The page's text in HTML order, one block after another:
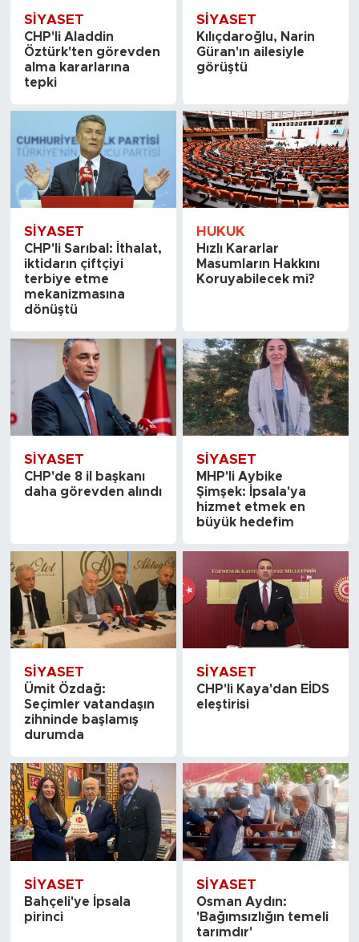
SİYASET
CHP'li Aladdin
Öztürk'ten görevden
alma kararlarına
tepki
SİYASET
Kılıçdaroğlu, Narin
Güran'ın ailesiyle
görüştü
SİYASET
CHP'li Sarıbal: İthalat,
iktidarın çiftçiyi
terbiye etme
mekanizmasına
dönüştü
HUKUK
Hızlı Kararlar
Masumların Hakkını
Koruyabilecek mi?
SİYASET
CHP'de 8 il başkanı
daha görevden alındı
SİYASET
MHP'li Aybike
Şimşek: İpsala'ya
hizmet etmek en
büyük hedefim
SİYASET
Ümit Özdağ:
Seçimler vatandaşın
zihninde başlamış
durumda
SİYASET
CHP'li Kaya'dan EİDS
eleştirisi
SİYASET
Bahçeli'ye İpsala
pirinci
SİYASET
Osman Aydın:
'Bağımsızlığın temeli
tarımdır'